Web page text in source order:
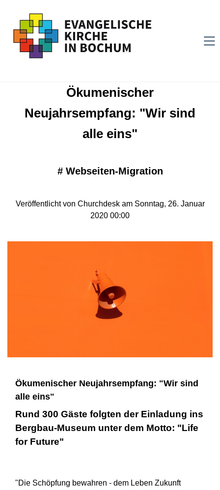
Ökumenischer
Neujahrsempfang: "Wir sind
alle eins"
# Webseiten-Migration
Veröffentlicht von Churchdesk am Sonntag, 26. Januar
2020 00:00
Ökumenischer Neujahrsempfang: "Wir sind
alle eins"
Rund 300 Gäste folgten der Einladung ins
Bergbau-Museum unter dem Motto: "Life
for Future"
"Die Schöpfung bewahren - dem Leben Zukunft